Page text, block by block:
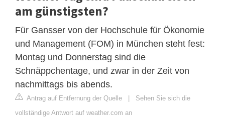
am günstigsten?
Für Gansser von der Hochschule für Ökonomie
und Management (FOM) in München steht fest:
Montag und Donnerstag sind die
Schnäppchentage, und zwar in der Zeit von
nachmittags bis abends.
Antrag auf Entfernung der Quelle | Sehen Sie sich die
vollständige Antwort auf weather.com an